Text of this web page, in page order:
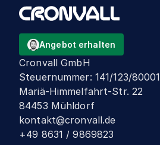
Angebot erhalten
Cronvall GmbH
Steuernummer: 141/123/80001
Mariä-Himmelfahrt-Str. 22
84453 Mühldorf
kontakt@cronvall.de
+49 8631 / 9869823